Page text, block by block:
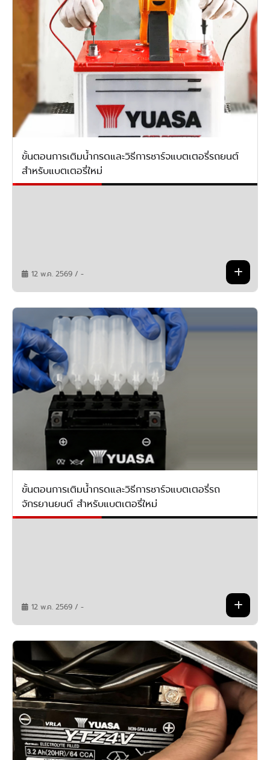
ขั้นตอนการเติมน้ำกรดและวิธีการชาร์จแบตเตอรี่รถยนต์
สำหรับแบตเตอรี่ใหม่
12 พ.ค. 2569 / -
ขั้นตอนการเติมน้ำกรดและวิธีการชาร์จแบตเตอรี่รถ
จักรยานยนต์ สำหรับแบตเตอรี่ใหม่
12 พ.ค. 2569 / -